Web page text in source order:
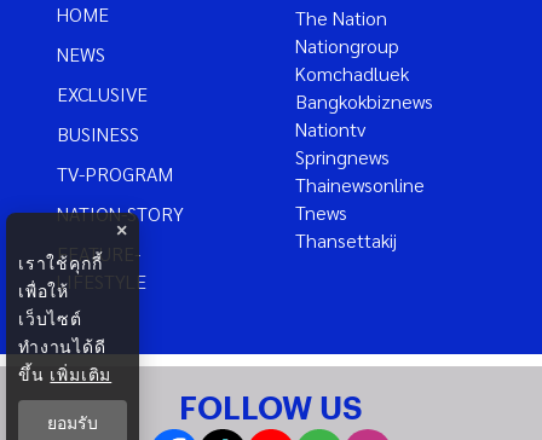
HOME
NEWS
EXCLUSIVE
BUSINESS
TV-PROGRAM
NATION-STORY
FEATURE-
LIFESTYLE
The Nation
Nationgroup
Komchadluek
Bangkokbiznews
Nationtv
Springnews
Thainewsonline
Tnews
Thansettakij
FOLLOW US
×
เราใช้คุกกี้
เพื่อให้
เว็บไซต์
ทำงานได้ดี
ขึ้น เพิ่มเติม
ยอมรับ